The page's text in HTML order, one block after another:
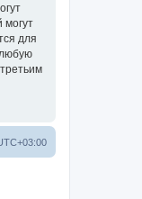
могут
для